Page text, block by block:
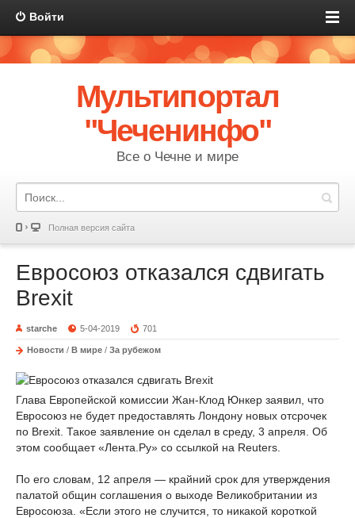
Войти
Мультипортал
"Чеченинфо"
Все о Чечне и мире
Полная версия сайта
Евросоюз отказался сдвигать
Brexit
starche 5-04-2019 701
Новости / В мире / За рубежом
Глава Европейской комиссии Жан-Клод Юнкер заявил, что
Евросоюз не будет предоставлять Лондону новых отсрочек
по Brexit. Такое заявление он сделал в среду, 3 апреля. Об
этом сообщает «Лента.Ру» со ссылкой на Reuters.
По его словам, 12 апреля — крайний срок для утверждения
палатой общин соглашения о выходе Великобритании из
Евросоюза. «Если этого не случится, то никакой короткой